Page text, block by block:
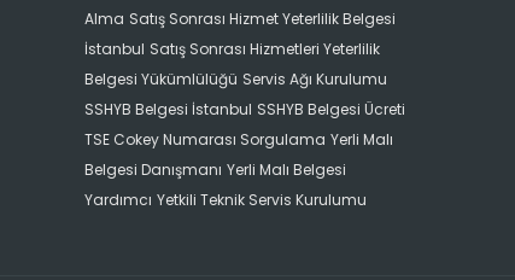
Alma Satış Sonrası Hizmet Yeterlilik Belgesi
İstanbul Satış Sonrası Hizmetleri Yeterlilik
Belgesi Yükümlülüğü Servis Ağı Kurulumu
SSHYB Belgesi İstanbul SSHYB Belgesi Ücreti
TSE Cokey Numarası Sorgulama Yerli Malı
Belgesi Danışmanı Yerli Malı Belgesi
Yardımcı Yetkili Teknik Servis Kurulumu